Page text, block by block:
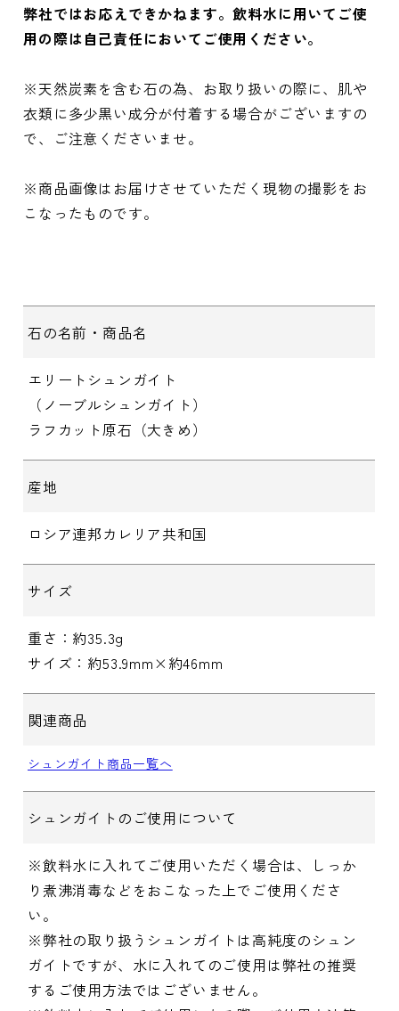
弊社ではお応えできかねます。飲料水に用いてご使
用の際は自己責任においてご使用ください。
※天然炭素を含む石の為、お取り扱いの際に、肌や
衣類に多少黒い成分が付着する場合がございますの
で、ご注意くださいませ。
※商品画像はお届けさせていただく現物の撮影をお
こなったものです。
石の名前・商品名
エリートシュンガイト
（ノーブルシュンガイト）
ラフカット原石（大きめ）
産地
ロシア連邦カレリア共和国
サイズ
重さ：約35.3g
サイズ：約53.9mm×約46mm
関連商品
シュンガイト商品一覧へ
シュンガイトのご使用について
※飲料水に入れてご使用いただく場合は、しっか
り煮沸消毒などをおこなった上でご使用くださ
い。
※弊社の取り扱うシュンガイトは高純度のシュン
ガイトですが、水に入れてのご使用は弊社の推奨
するご使用方法ではございません。